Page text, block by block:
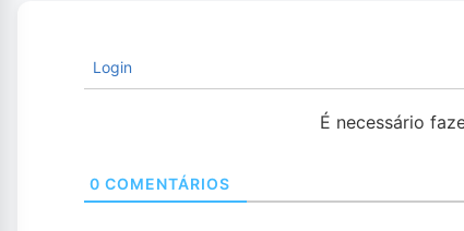
Login
É necessário
0 COMENTÁRIOS